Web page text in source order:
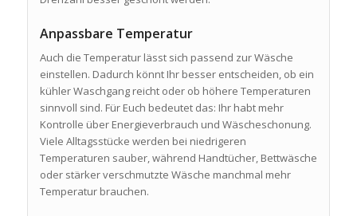
Anpassbare Temperatur
Auch die Temperatur lässt sich passend zur Wäsche
einstellen. Dadurch könnt Ihr besser entscheiden, ob ein
kühler Waschgang reicht oder ob höhere Temperaturen
sinnvoll sind. Für Euch bedeutet das: Ihr habt mehr
Kontrolle über Energieverbrauch und Wäscheschonung.
Viele Alltagsstücke werden bei niedrigeren
Temperaturen sauber, während Handtücher, Bettwäsche
oder stärker verschmutzte Wäsche manchmal mehr
Temperatur brauchen.